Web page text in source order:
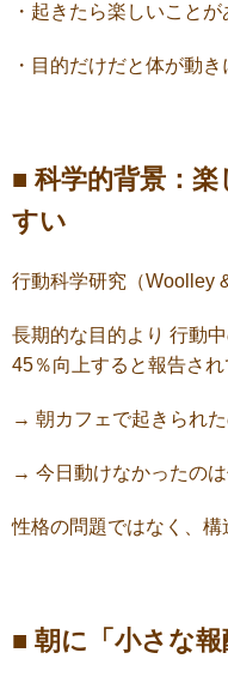
・起きたら楽しいこと
・目的だけだと体が動き
■ 科学的背景：
すい
行動科学研究（Woolley
長期的な目的より 行動
45％向上すると報告され
→ 朝カフェで起きられ
→ 今日動けなかったの
性格の問題ではなく、構
■ 朝に「小さな報